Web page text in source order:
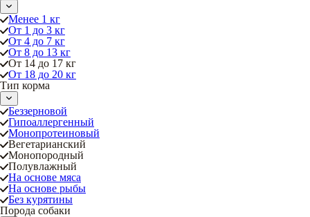
Менее 1 кг
От 1 до 3 кг
От 4 до 7 кг
От 8 до 13 кг
От 14 до 17 кг
От 18 до 20 кг
Тип корма
Беззерновой
Гипоаллергенный
Монопротеиновый
Вегетарианский
Монопородный
Полувлажный
На основе мяса
На основе рыбы
Без курятины
Порода собаки